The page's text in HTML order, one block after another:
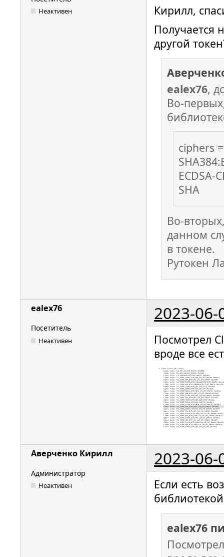
Неактивен
Кирилл,
Получается
другой
ealex76,
Во-
ciphers
ECDSA-
SHA
Во-
данном
в токене.
Рутокен
ealex76 2023-06-
Посетитель
Неактивен
Посмотрел
вроде все
Аверченко Кирилл 2023-06-
Администратор
Неактивен
Если есть
ealex76